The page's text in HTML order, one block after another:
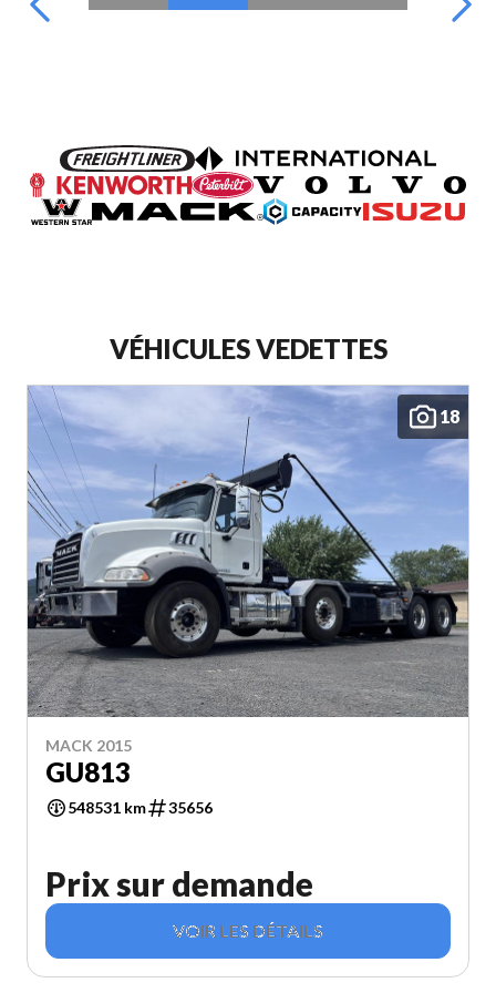
VÉHICULES VEDETTES
18
MACK 2015
GU813
548531 km 35656
Prix sur demande
VOIR LES DÉTAILS